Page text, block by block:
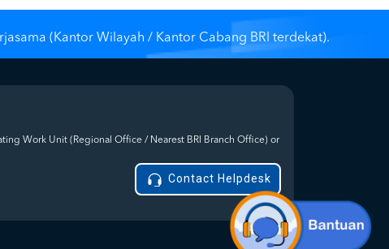
(Kantor Wilayah / Kantor Cabang BRI terdekat).
Work Unit (Regional Office / Nearest BRI Branch Office) or
Contact Helpdesk